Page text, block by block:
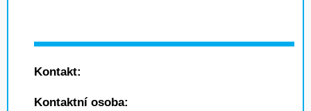
Kontakt:
Kontaktní osoba: